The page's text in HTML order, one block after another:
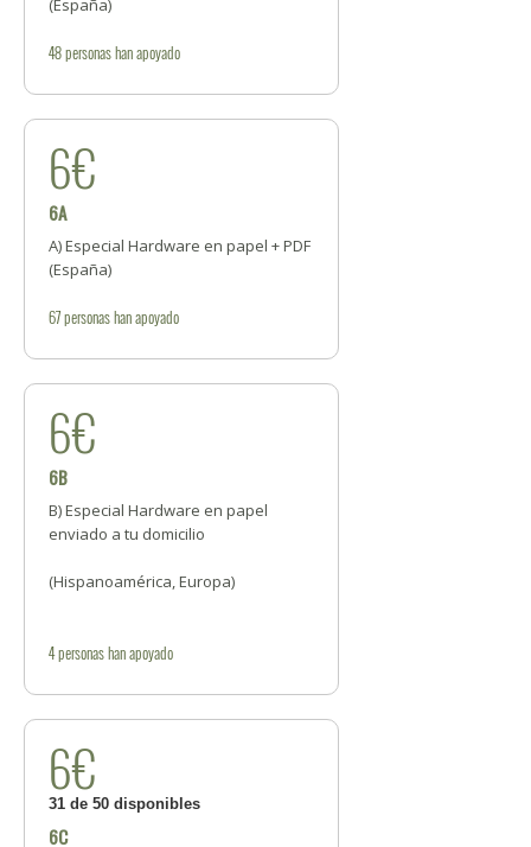
(España)
48personashan apoyado
6€
6A
A) Especial Hardware en papel + PDF
(España)
67personashan apoyado
6€
6B
B) Especial Hardware en papel
enviado a tu domicilio
(Hispanoamérica, Europa)
4personashan apoyado
6€
31 de 50 disponibles
6C